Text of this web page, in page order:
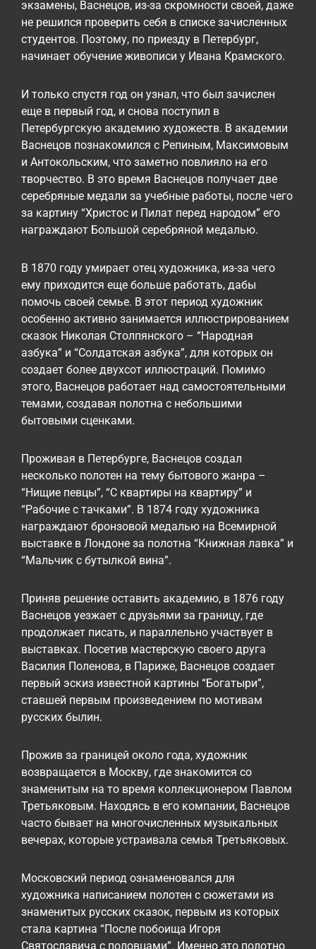
экзамены, Васнецов, из-за скромности своей, даже
не решился проверить себя в списке зачисленных
студентов. Поэтому, по приезду в Петербург,
начинает обучение живописи у Ивана Крамского.
И только спустя год он узнал, что был зачислен
еще в первый год, и снова поступил в
Петербургскую академию художеств. В академии
Васнецов познакомился с Репиным, Максимовым
и Антокольским, что заметно повлияло на его
творчество. В это время Васнецов получает две
серебряные медали за учебные работы, после чего
за картину “Христос и Пилат перед народом” его
награждают Большой серебряной медалью.
В 1870 году умирает отец художника, из-за чего
ему приходится еще больше работать, дабы
помочь своей семье. В этот период художник
особенно активно занимается иллюстрированием
сказок Николая Столпянского – “Народная
азбука” и “Солдатская азбука”, для которых он
создает более двухсот иллюстраций. Помимо
этого, Васнецов работает над самостоятельными
темами, создавая полотна с небольшими
бытовыми сценками.
Проживая в Петербурге, Васнецов создал
несколько полотен на тему бытового жанра –
“Нищие певцы”, “С квартиры на квартиру” и
“Рабочие с тачками”. В 1874 году художника
награждают бронзовой медалью на Всемирной
выставке в Лондоне за полотна “Книжная лавка” и
“Мальчик с бутылкой вина”.
Приняв решение оставить академию, в 1876 году
Васнецов уезжает с друзьями за границу, где
продолжает писать, и параллельно участвует в
выставках. Посетив мастерскую своего друга
Василия Поленова, в Париже, Васнецов создает
первый эскиз известной картины “Богатыри”,
ставшей первым произведением по мотивам
русских былин.
Прожив за границей около года, художник
возвращается в Москву, где знакомится со
знаменитым на то время коллекционером Павлом
Третьяковым. Находясь в его компании, Васнецов
часто бывает на многочисленных музыкальных
вечерах, которые устраивала семья Третьяковых.
Московский период ознаменовался для
художника написанием полотен с сюжетами из
знаменитых русских сказок, первым из которых
стала картина “После побоища Игоря
Святославича с половцами”. Именно это полотно